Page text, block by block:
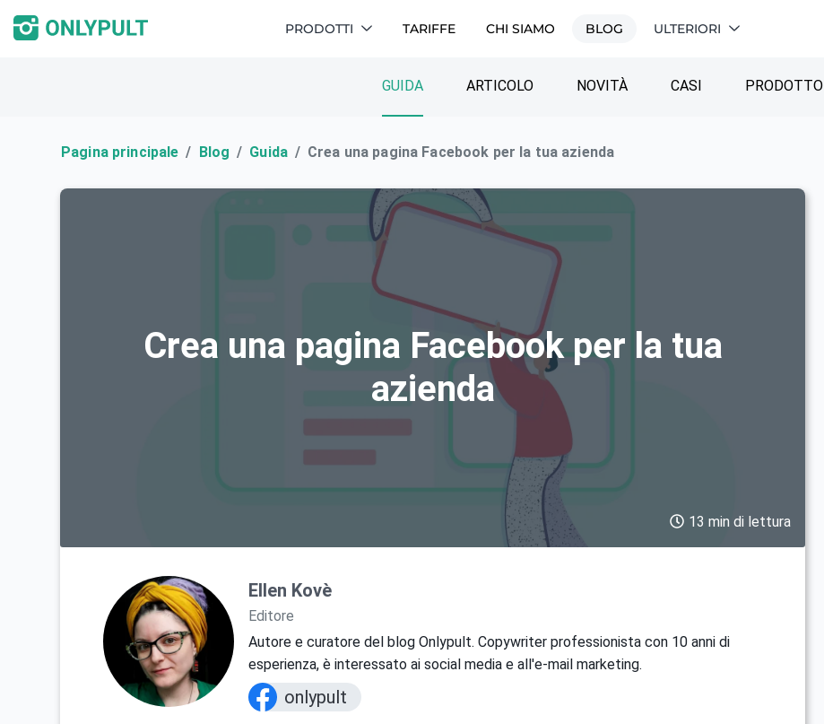
PRODOTTI TARIFFE CHI SIAMO BLOG ULTERIORI
GUIDA ARTICOLO NOVITÀ СASI PRODOTTO
Pagina principale Blog Guida Crea una pagina Facebook per la tua azienda
Crea una pagina Facebook per la tua
azienda
13 min di lettura
Ellen Kovè
Editore
Autore e curatore del blog Onlypult. Copywriter professionista con 10 anni di
esperienza, è interessato ai social media e all'e-mail marketing.
onlypult